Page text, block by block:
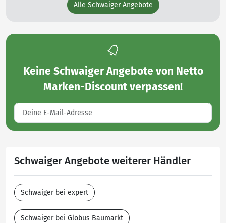
Alle Schwaiger Angebote
Keine Schwaiger Angebote von Netto
Marken-Discountverpassen!
Schwaiger Angebote weiterer Händler
Schwaiger bei expert
Schwaiger bei Globus Baumarkt